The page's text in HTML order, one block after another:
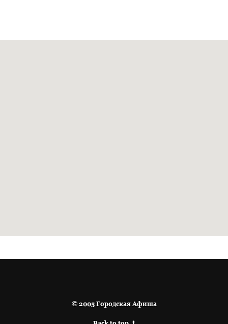
© 2005 Городская Афиша